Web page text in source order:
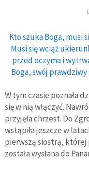
Kto szuka Boga, musi
Musi się wciąż
przed oczyma i
Boga, swój
W tym czasie poznała
się w nią włączyć.
przyjęła chrzest. Do
wstąpiła jeszcze w
pierwszą siostrą, której
została wysłana do